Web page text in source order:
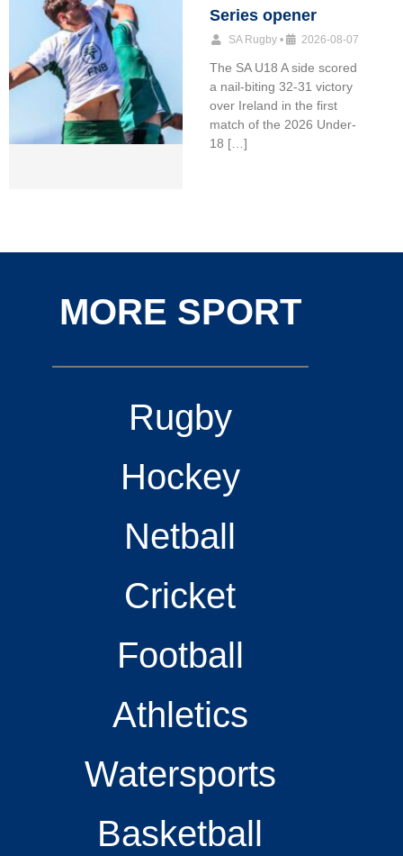
Series opener
SA Rugby • 2026-08-07
The SA U18 A side scored
a nail-biting 32-31 victory
over Ireland in the first
match of the 2026 Under-
18 […]
MORE SPORT
Rugby
Hockey
Netball
Cricket
Football
Athletics
Watersports
Basketball